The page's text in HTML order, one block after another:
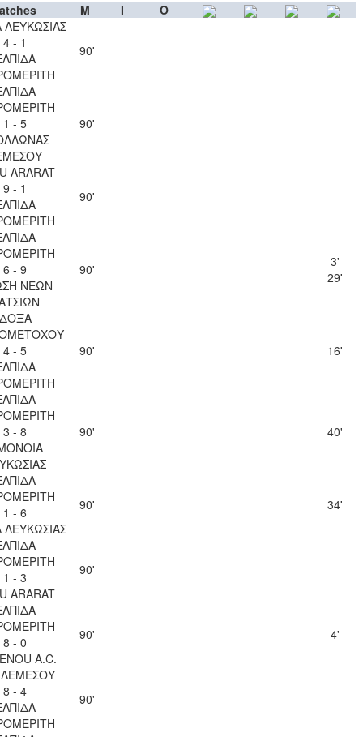
M I
O
4 - 1
90'
1 - 5
90'
ARARAT
9 - 1
90'
6 - 9
ΝΕΩΝ
90'
3'
29'
4 - 5
90' 16'
3 - 8
90' 40'
1 - 6
90' 34'
1 - 3
ARARAT
90'
8 - 0
A.C.
90' 4'
8 - 4
90'